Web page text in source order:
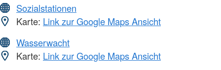
Sozialstationen
Karte: Link zur Google Maps Ansicht
Wasserwacht
Karte: Link zur Google Maps Ansicht